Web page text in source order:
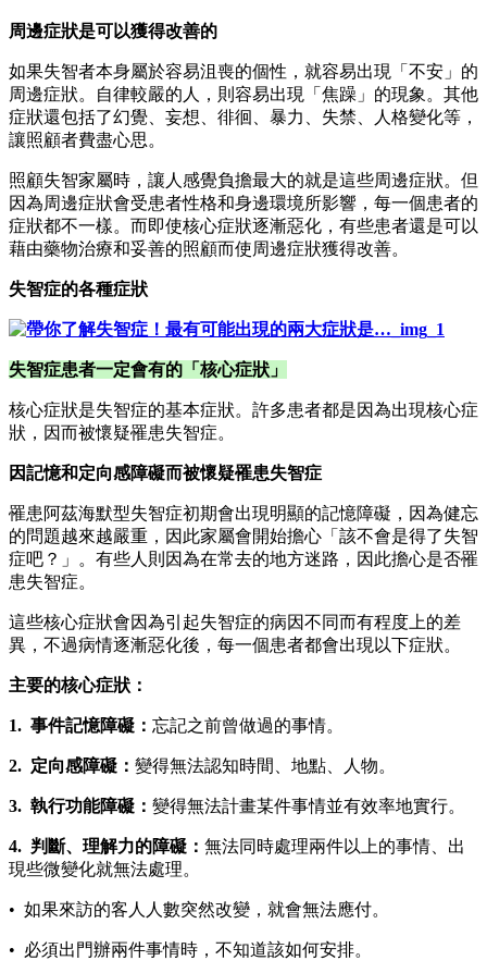
周邊症狀是可以獲得改善的
如果失智者本身屬於容易沮喪的個性，就容易出現「不安」的
周邊症狀。自律較嚴的人，則容易出現「焦躁」的現象。其他
症狀還包括了幻覺、妄想、徘徊、暴力、失禁、人格變化等，
讓照顧者費盡心思。
照顧失智家屬時，讓人感覺負擔最大的就是這些周邊症狀。但
因為周邊症狀會受患者性格和身邊環境所影響，每一個患者的
症狀都不一樣。而即使核心症狀逐漸惡化，有些患者還是可以
藉由藥物治療和妥善的照顧而使周邊症狀獲得改善。
失智症的各種症狀
失智症患者一定會有的「核心症狀」
核心症狀是失智症的基本症狀。許多患者都是因為出現核心症
狀，因而被懷疑罹患失智症。
因記憶和定向感障礙而被懷疑罹患失智症
罹患阿茲海默型失智症初期會出現明顯的記憶障礙，因為健忘
的問題越來越嚴重，因此家屬會開始擔心「該不會是得了失智
症吧？」。有些人則因為在常去的地方迷路，因此擔心是否罹
患失智症。
這些核心症狀會因為引起失智症的病因不同而有程度上的差
異，不過病情逐漸惡化後，每一個患者都會出現以下症狀。
主要的核心症狀：
1. 事件記憶障礙： 忘記之前曾做過的事情。
2. 定向感障礙： 變得無法認知時間、地點、人物。
3. 執行功能障礙： 變得無法計畫某件事情並有效率地實行。
4. 判斷、理解力的障礙： 無法同時處理兩件以上的事情、出
現些微變化就無法處理。
• 如果來訪的客人人數突然改變，就會無法應付。
• 必須出門辦兩件事情時，不知道該如何安排。